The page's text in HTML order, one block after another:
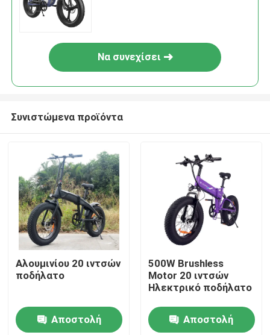
Βίντεο
Να συνεχίσει
Συνιστώμενα προϊόντα
Αλουμινίου 20 ιντσών
ποδήλατο
Αποστολή
500W Brushless
Motor 20 ιντσών
Ηλεκτρικό ποδήλατο
Αποστολή